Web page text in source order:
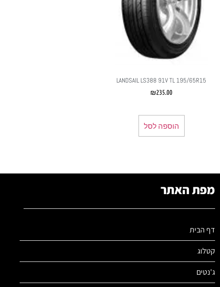
LANDSAIL LS388 91V TL 195/65R15
₪235.00
הוספה לסל
מפת האתר
דף הבית
קטלוג
ג'נטים